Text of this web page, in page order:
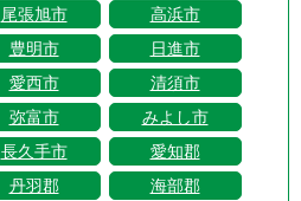
尾張旭市
高浜市
豊明市
日進市
愛西市
清須市
弥富市
みよし市
長久手市
愛知郡
丹羽郡
海部郡